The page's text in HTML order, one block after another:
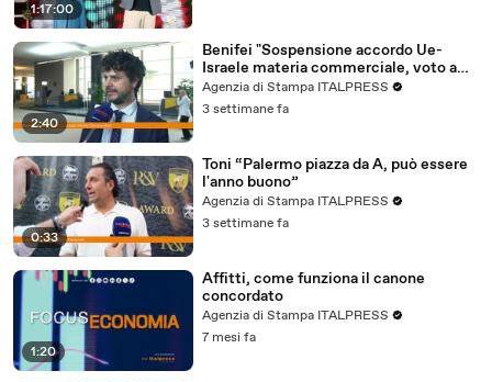
1:17:00
2:40
Benifei "Sospensione accordo Ue-
Israele materia commerciale, voto a
maggioranza"
Agenzia di Stampa ITALPRESS
3 settimane fa
0:33
Toni “Palermo piazza da A, può essere
l'anno buono”
Agenzia di Stampa ITALPRESS
3 settimane fa
1:20
Affitti, come funziona il canone
concordato
Agenzia di Stampa ITALPRESS
7 mesi fa